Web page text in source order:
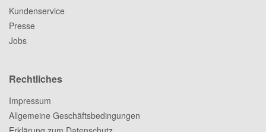
Kundenservice
Presse
Jobs
Rechtliches
Impressum
Allgemeine Geschäftsbedingungen